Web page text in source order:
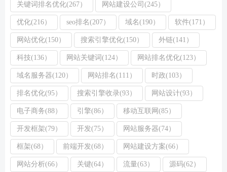
关键词排名优化(267） 网站建设公司(245）
优化(216） seo排名(207） 域名(190） 软件(171）
网站优化(150） 搜索引擎优化(150） 外链(141）
科技(136） 网站关键词(124） 网站排名优化(123）
域名服务器(120） 网站排名(111） 时政(103）
排名优化(95） 搜索引擎收录(93） 网站设计(93）
电子商务(88） 引擎(86） 移动互联网(85）
开发框架(79） 开发(75） 网站服务器(74）
框架(68） 前端开发(68） 网站建设方案(66）
网站分析(66） 关键(64） 流量(63） 源码(62）